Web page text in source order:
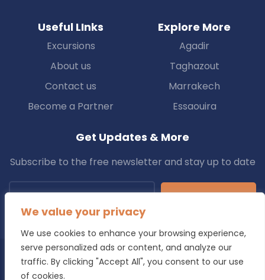
We value your privacy
We use cookies to enhance your browsing experience,
serve personalized ads or content, and analyze our
traffic. By clicking "Accept All", you consent to our use
of cookies.
Useful LInks
Excursions
About us
Contact us
Become a Partner
Explore More
Agadir
Taghazout
Marrakech
Essaouira
Get Updates & More
Subscribe to the free newsletter and stay up to date
Copyright © 2025 Transfers.ma All Rights Reserved.